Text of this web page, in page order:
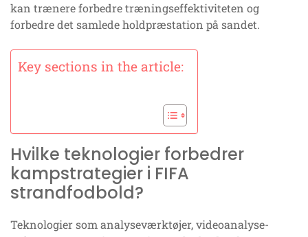
kan trænere forbedre træningseffektiviteten og
forbedre det samlede holdpræstation på sandet.
Key sections in the article:
Hvilke teknologier forbedrer
kampstrategier i FIFA
strandfodbold?
Teknologier som analyseværktøjer, videoanalyse-